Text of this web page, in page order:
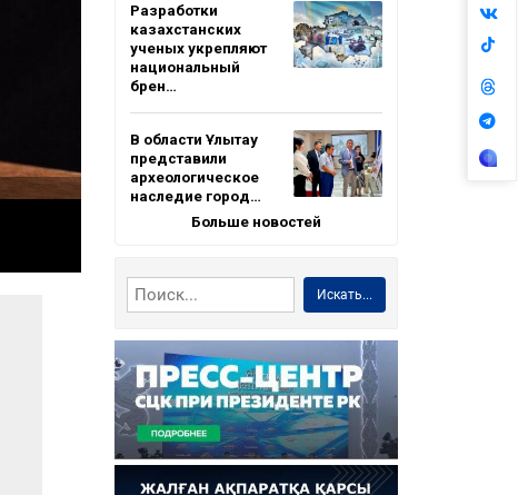
Разработки
казахстанских
ученых укрепляют
национальный
брен…
В области Ұлытау
представили
археологическое
наследие город…
Больше новостей
Искать...